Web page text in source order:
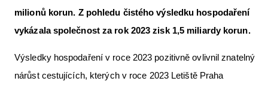
milionů korun. Z pohledu čistého výsledku hospodaření
vykázala společnost za rok 2023 zisk 1,5 miliardy korun.
Výsledky hospodaření v roce 2023 pozitivně ovlivnil znatelný
nárůst cestujících, kterých v roce 2023 Letiště Praha